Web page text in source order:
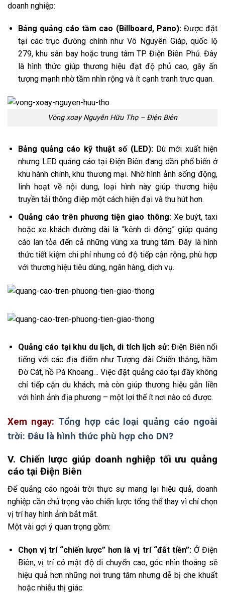
doanh nghiệp:
Bảng quảng cáo tầm cao (Billboard, Pano):Được đặt
tại các trục đường chính như Võ Nguyên Giáp, quốc lộ
279, khu sân bay hoặc trung tâm TP. Điện Biên Phủ. Đây
là hình thức giúp thương hiệu đạt độ phủ cao, gây ấn
tượng mạnh nhờ tầm nhìn rộng và ít cạnh tranh trực quan.
Vòng xoay Nguyễn Hữu Thọ – Điện Biên
Bảng quảng cáo kỹ thuật số (LED):Dù mới xuất hiện
nhưng LED quảng cáo tại Điện Biên đang dần phổ biến ở
khu hành chính, khu thương mại. Nhờ hình ảnh sống động,
linh hoạt về nội dung, loại hình này giúp thương hiệu
truyền tải thông điệp một cách hiện đại và thu hút hơn.
Quảng cáo trên phương tiện giao thông:Xe buýt, taxi
hoặc xe khách đường dài là “kênh di động” giúp quảng
cáo lan tỏa đến cả những vùng xa trung tâm. Đây là hình
thức tiết kiệm chi phí nhưng có độ tiếp cận rộng, phù hợp
với thương hiệu tiêu dùng, ngân hàng, dịch vụ.
Quảng cáo tại khu du lịch, di tích lịch sử:Điện Biên nổi
tiếng với các địa điểm như Tượng đài Chiến thắng, hầm
Đờ Cát, hồ Pá Khoang… Việc đặt quảng cáo tại đây không
chỉ tiếp cận du khách; mà còn giúp thương hiệu gắn liền
với hình ảnh địa phương – một lợi thế ít nơi nào có được.
Xem ngay: Tổng hợp các loại quảng cáo ngoài
trời: Đâu là hình thức phù hợp cho DN?
V. Chiến lược giúp doanh nghiệp tối ưu quảng
cáo tại Điện Biên
Để quảng cáo ngoài trời thực sự mang lại hiệu quả, doanh
nghiệp cần chú trọng vào chiến lược tổng thể thay vì chỉ chọn
vị trí hay hình ảnh bắt mắt.
Một vài gợi ý quan trọng gồm:
Chọn vị trí “chiến lược” hơn là vị trí “đắt tiền”:Ở Điện
Biên, vị trí có mật độ di chuyển cao, góc nhìn thoáng sẽ
hiệu quả hơn những nơi trung tâm nhưng dễ bị che khuất
hoặc nhiễu thị giác.